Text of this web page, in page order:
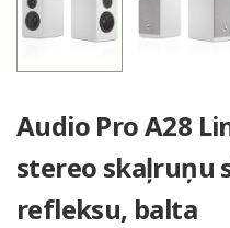
Audio Pro A28
stereo skaļruņu
refleksu, balta